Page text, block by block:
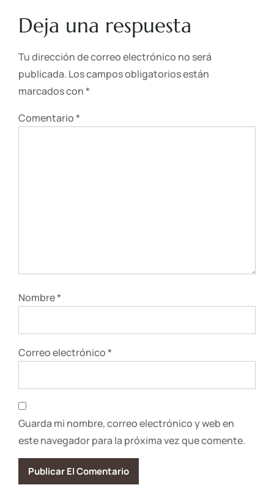
Deja una respuesta
Tu dirección de correo electrónico no será
publicada. Los campos obligatorios están
marcados con*
Comentario*
Nombre*
Correo electrónico*
Guarda mi nombre, correo electrónico y web en
este navegador para la próxima vez que comente.